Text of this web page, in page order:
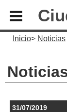
Inicio Noticias
31/07/2019